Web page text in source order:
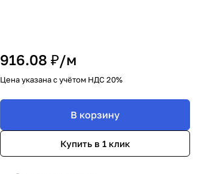
916.08 ₽/м
Цена указана с учётом НДС 20%
В корзину
Купить в 1 клик